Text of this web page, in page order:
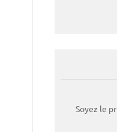
Soyez le